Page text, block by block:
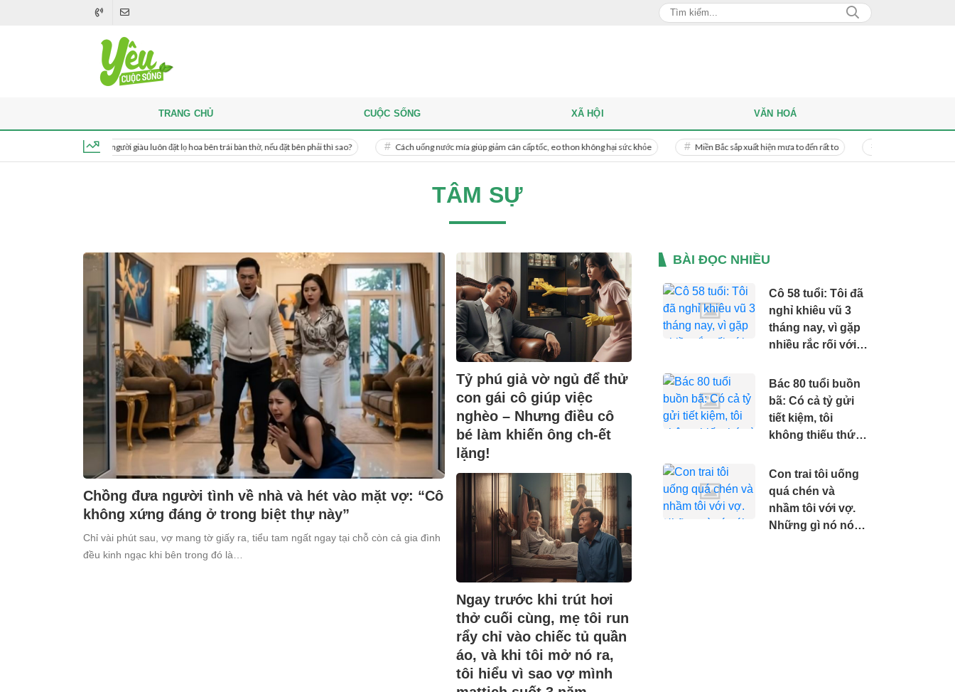
Khi thắp hương, người giàu luôn đặt lọ hoa bên trái bàn thờ, nếu đặt bên phải thì sao? Cách uống nước mía giúp giảm cân cấp tốc, eo thon không hại sức khỏe Miền Bắc sắp xuất hiện mưa to đến rất to Danh tính người phụ nữ bị
TRANG CHỦ CUỘC SỐNG XÃ HỘI VĂN HOÁ
TÂM SỰ
Chồng đưa người tình về nhà và hét vào mặt vợ: “Cô
không xứng đáng ở trong biệt thự này”
Chỉ vài phút sau, vợ mang tờ giấy ra, tiểu tam ngất ngay tại chỗ còn cả gia đình
đều kinh ngạc khi bên trong đó là…
Tỷ phú giả vờ ngủ để thử
con gái cô giúp việc
nghèo – Nhưng điều cô
bé làm khiến ông ch-ết
lặng!
Ngay trước khi trút hơi
thở cuối cùng, mẹ tôi run
rẩy chỉ vào chiếc tủ quần
áo, và khi tôi mở nó ra,
tôi hiểu vì sao vợ mình
BÀI ĐỌC NHIỀU
Cô 58 tuổi: Tôi đã
nghỉ khiêu vũ 3
tháng nay, vì gặp
nhiều rắc rối với
Bác 80 tuổi buồn
bã: Có cả tỷ gửi
tiết kiệm, tôi
không thiếu thứ
muốn mình sớm
ra đi.
Con trai tôi uống
quá chén và
nhầm tôi với vợ.
Những gì nó nói